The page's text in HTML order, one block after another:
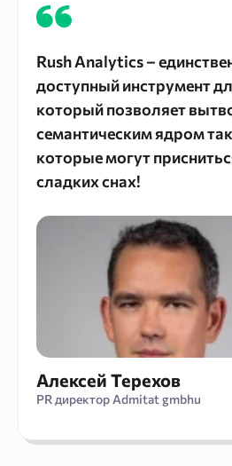
Rush Analytics –
доступный инструмент
который позволяет
семантическим ядром
которые могут
сладких снах!
Алексей Терехов
PR директор Admitat gmbhu